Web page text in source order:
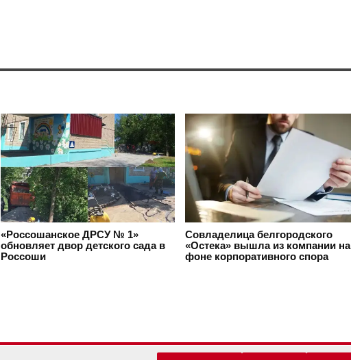
«Россошанское ДРСУ № 1»
обновляет двор детского сада в
Россоши
Совладелица белгородского
«Остека» вышла из компании на
фоне корпоративного спора